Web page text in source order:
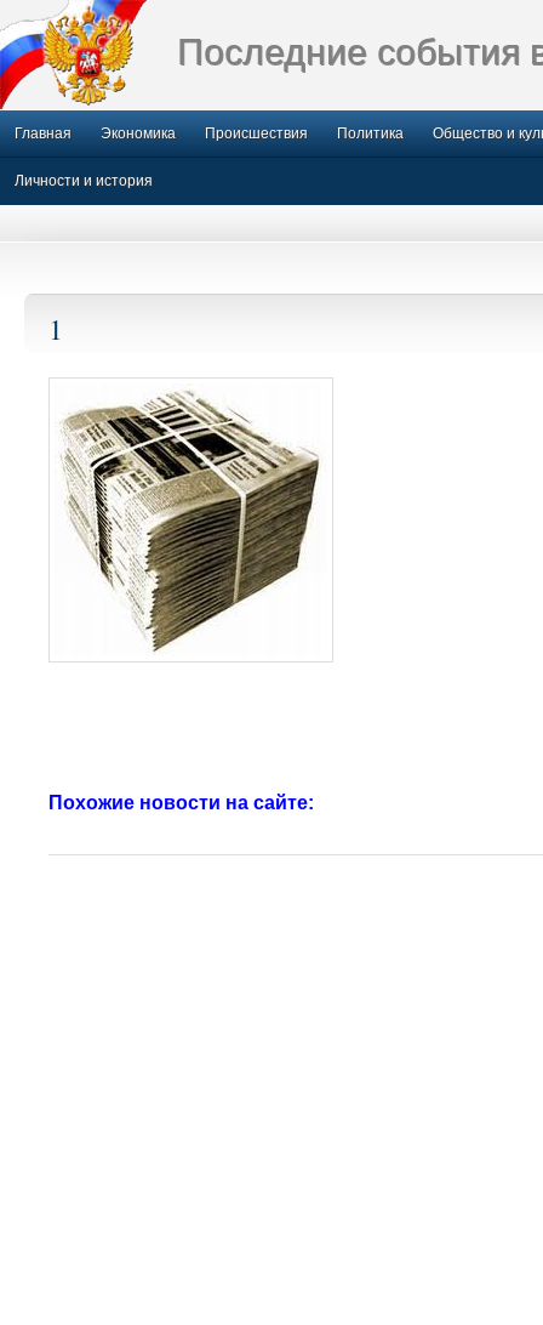
Последние события
Главная Экономика Происшествия Политика Общество и
Личности и история
1
Похожие новости на сайте: